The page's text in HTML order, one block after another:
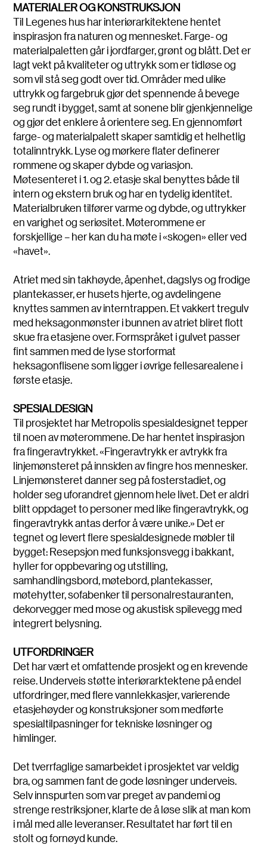
MATERIALER OG KONSTRUKSJON
Til Legenes hus har interiørarkitektene hentet
inspirasjon fra naturen og mennesket. Farge- og
materialpaletten går i jordfarger, grønt og blått. Det er
lagt vekt på kvaliteter og uttrykk som er tidløse og
som vil stå seg godt over tid. Områder med ulike
uttrykk og fargebruk gjør det spennende å bevege
seg rundt i bygget, samt at sonene blir gjenkjennelige
og gjør det enklere å orientere seg. En gjennomført
farge- og materialpalett skaper samtidig et helhetlig
totalinntrykk. Lyse og mørkere flater definerer
rommene og skaper dybde og variasjon.
Møtesenteret i 1. og 2. etasje skal benyttes både til
intern og ekstern bruk og har en tydelig identitet.
Materialbruken tilfører varme og dybde, og uttrykker
en varighet og seriøsitet. Møterommene er
forskjellige – her kan du ha møte i «skogen» eller ved
«havet».
Atriet med sin takhøyde, åpenhet, dagslys og frodige
plantekasser, er husets hjerte, og avdelingene
knyttes sammen av interntrappen. Et vakkert tregulv
med heksagonmønster i bunnen av atriet bliret flott
skue fra etasjene over. Formspråket i gulvet passer
fint sammen med de lyse storformat
heksagonflisene som ligger i øvrige fellesarealene i
første etasje.
SPESIALDESIGN
Til prosjektet har Metropolis spesialdesignet tepper
til noen av møterommene. De har hentet inspirasjon
fra fingeravtrykket. «Fingeravtrykk er avtrykk fra
linjemønsteret på innsiden av fingre hos mennesker.
Linjemønsteret danner seg på fosterstadiet, og
holder seg uforandret gjennom hele livet. Det er aldri
blitt oppdaget to personer med like fingeravtrykk, og
fingeravtrykk antas derfor å være unike.» Det er
tegnet og levert flere spesialdesignede møbler til
bygget: Resepsjon med funksjonsvegg i bakkant,
hyller for oppbevaring og utstilling,
samhandlingsbord, møtebord, plantekasser,
møtehytter, sofabenker til personalrestauranten,
dekorvegger med mose og akustisk spilevegg med
integrert belysning.
UTFORDRINGER
Det har vært et omfattende prosjekt og en krevende
reise. Underveis støtte interiørarktektene på endel
utfordringer, med flere vannlekkasjer, varierende
etasjehøyder og konstruksjoner som medførte
spesialtilpasninger for tekniske løsninger og
himlinger.
Det tverrfaglige samarbeidet i prosjektet var veldig
bra, og sammen fant de gode løsninger underveis.
Selv innspurten som var preget av pandemi og
strenge restriksjoner, klarte de å løse slik at man kom
i mål med alle leveranser. Resultatet har ført til en
stolt og fornøyd kunde.